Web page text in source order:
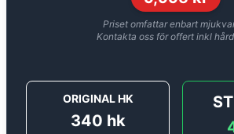
Priset omfattar enbart
Kontakta oss för offert inkl
ORIGINAL HK
340 hk